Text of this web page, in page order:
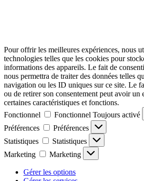
Pour offrir les meilleures expériences, nous
technologies telles que les cookies pour
informations des appareils. Le fait de
nous permettra de traiter des données telles
navigation ou les ID uniques sur ce site. Le
ou de retirer son consentement peut avoir un
certaines caractéristiques et fonctions.
Fonctionnel
Fonctionnel Toujours activé
Préférences
Préférences
Statistiques
Statistiques
Marketing
Marketing
Gérer les options